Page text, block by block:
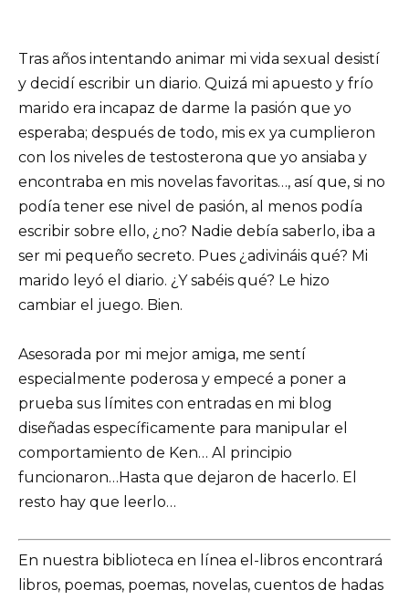
Tras años intentando animar mi vida sexual desistí
y decidí escribir un diario. Quizá mi apuesto y frío
marido era incapaz de darme la pasión que yo
esperaba; después de todo, mis ex ya cumplieron
con los niveles de testosterona que yo ansiaba y
encontraba en mis novelas favoritas…, así que, si no
podía tener ese nivel de pasión, al menos podía
escribir sobre ello, ¿no? Nadie debía saberlo, iba a
ser mi pequeño secreto. Pues ¿adivináis qué? Mi
marido leyó el diario. ¿Y sabéis qué? Le hizo
cambiar el juego. Bien.
Asesorada por mi mejor amiga, me sentí
especialmente poderosa y empecé a poner a
prueba sus límites con entradas en mi blog
diseñadas específicamente para manipular el
comportamiento de Ken… Al principio
funcionaron…Hasta que dejaron de hacerlo. El
resto hay que leerlo…
En nuestra biblioteca en línea el-libros encontrará
libros, poemas, poemas, novelas, cuentos de hadas